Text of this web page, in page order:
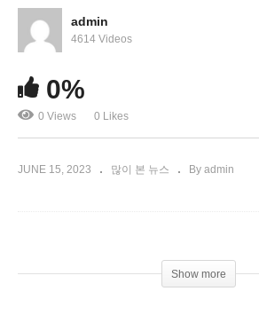
초당적 추진 돌입
admin
4614 Videos
0%
0 Views 0 Likes
JUNE 15, 2023 많이 본 뉴스 By admin
Show more